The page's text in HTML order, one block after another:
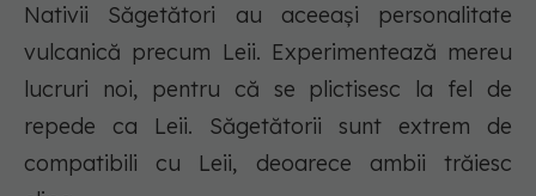
Nativii Săgetători au aceeași personalitate
vulcanică precum Leii. Experimentează mereu
lucruri noi, pentru că se plictisesc la fel de
repede ca Leii. Săgetătorii sunt extrem de
compatibili cu Leii, deoarece ambii trăiesc